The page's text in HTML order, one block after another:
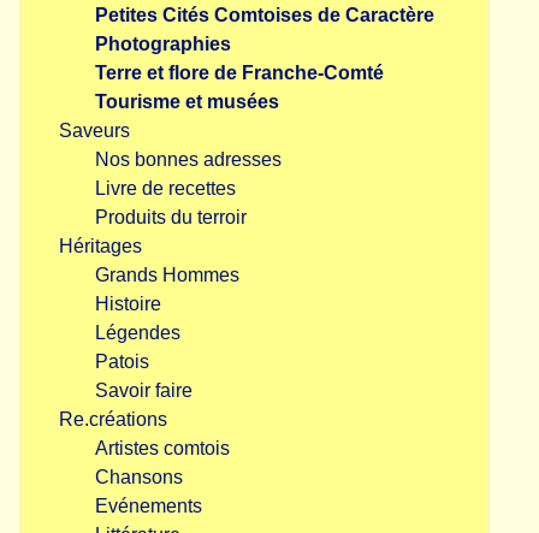
Petites Cités Comtoises de Caractère
Photographies
Terre et flore de Franche-Comté
Tourisme et musées
Saveurs
Nos bonnes adresses
Livre de recettes
Produits du terroir
Héritages
Grands Hommes
Histoire
Légendes
Patois
Savoir faire
Re.créations
Artistes comtois
Chansons
Evénements